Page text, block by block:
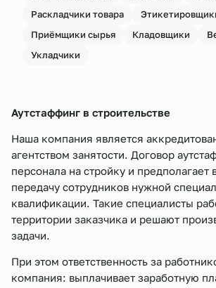
Раскладчики товара
Приёмщики сырья
Кладовщики
Укладчики
Аутстаффинг в строительстве
Наша компания является
агентством занятости. Договор
персонала на стройку и предполагает
передачу сотрудников нужной
квалификации. Такие специалисты
территории заказчика и решают
задачи.
При этом ответственность за
компания: выплачивает заработную